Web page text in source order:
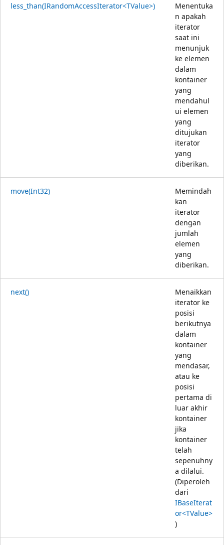
less_than(IRandomAccessIterator<TValue>)
Menentuka
n apakah
iterator
saat ini
menunjuk
ke elemen
dalam
kontainer
yang
mendahul
ui elemen
yang
ditujukan
iterator
yang
diberikan.
move(Int32)
Memindah
kan
iterator
dengan
jumlah
elemen
yang
diberikan.
next()
Menaikkan
iterator ke
posisi
berikutnya
dalam
kontainer
yang
mendasar,
atau ke
posisi
pertama di
luar akhir
kontainer
jika
kontainer
telah
sepenuhny
a dilalui.
(Diperoleh
dari
IBaseIterat
or<TValue>
)